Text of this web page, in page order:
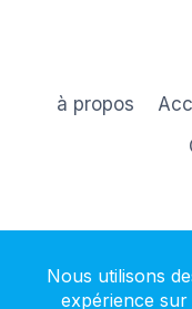
à propos
S'inscrire à la